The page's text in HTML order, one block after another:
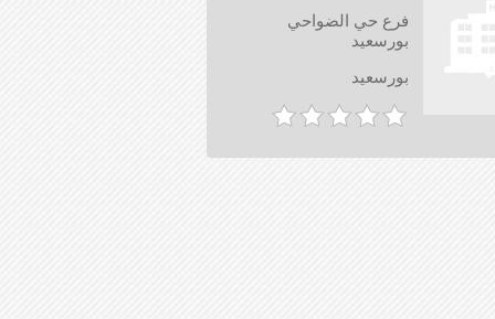
فرع حي الضواحي
بورسعيد
بورسعيد